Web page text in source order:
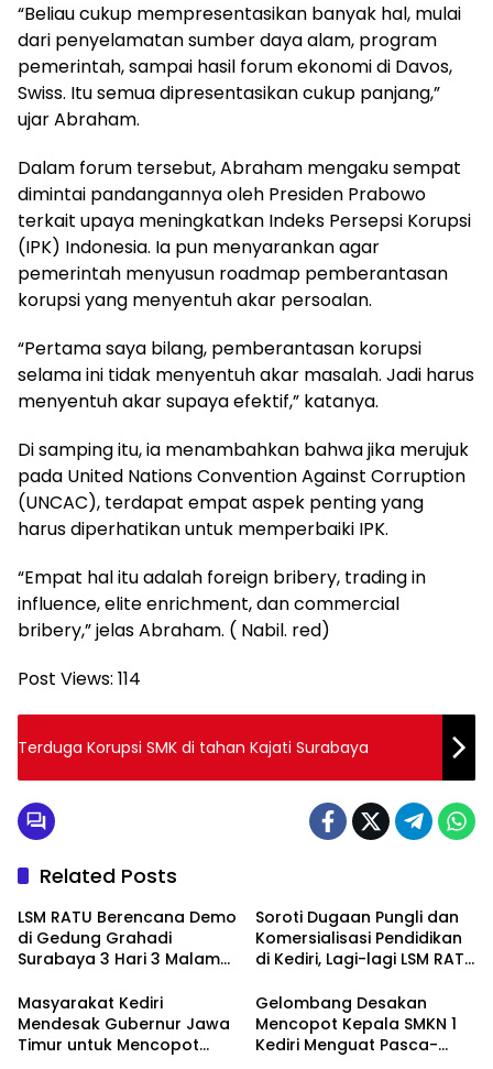
“Beliau cukup mempresentasikan banyak hal, mulai
dari penyelamatan sumber daya alam, program
pemerintah, sampai hasil forum ekonomi di Davos,
Swiss. Itu semua dipresentasikan cukup panjang,”
ujar Abraham.
Dalam forum tersebut, Abraham mengaku sempat
dimintai pandangannya oleh Presiden Prabowo
terkait upaya meningkatkan Indeks Persepsi Korupsi
(IPK) Indonesia. Ia pun menyarankan agar
pemerintah menyusun roadmap pemberantasan
korupsi yang menyentuh akar persoalan.
“Pertama saya bilang, pemberantasan korupsi
selama ini tidak menyentuh akar masalah. Jadi harus
menyentuh akar supaya efektif,” katanya.
Di samping itu, ia menambahkan bahwa jika merujuk
pada United Nations Convention Against Corruption
(UNCAC), terdapat empat aspek penting yang
harus diperhatikan untuk memperbaiki IPK.
“Empat hal itu adalah foreign bribery, trading in
influence, elite enrichment, dan commercial
bribery,” jelas Abraham. ( Nabil. red)
Post Views: 114
Terduga Korupsi SMK di tahan Kajati Surabaya
Related Posts
LSM RATU Berencana Demo
di Gedung Grahadi
Surabaya 3 Hari 3 Malam
Marakanya Pungli dan
Korupsi di Cabang Dinas
Pendidikan Kediri
Soroti Dugaan Pungli dan
Komersialisasi Pendidikan
di Kediri, Lagi-lagi LSM RATU
Pemberitahuan Aksi Damai
ke Polrestabes Surabaya
Masyarakat Kediri
Mendesak Gubernur Jawa
Timur untuk Mencopot
Gelombang Desakan
Mencopot Kepala SMKN 1
Kediri Menguat Pasca-